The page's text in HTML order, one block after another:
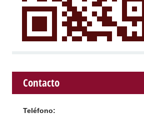
Contacto
Teléfono: